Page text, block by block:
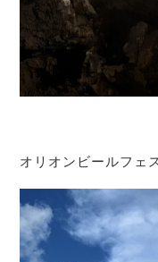
オリオンビールフェ